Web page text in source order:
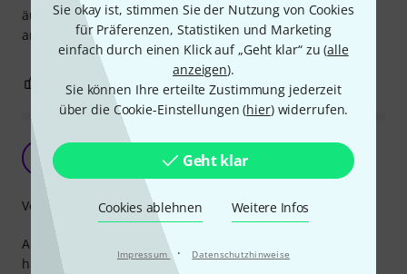
Sie okay ist, stimmen Sie der Nutzung von Cookies
für Präferenzen, Statistiken und Marketing
einfach durch einen Klick auf „Geht klar“ zu (alle
anzeigen).
Sie können Ihre erteilte Zustimmung jederzeit
über die Cookie-Einstellungen (hier) widerrufen.
Geht klar
Cookies ablehnen Weitere Infos
Impressum · Datenschutzhinweise
äusserst vielseitig einsetzbar. Etwas hart im Vergleich zu
anderen Hersteller.
BEWERTUNG MELDEN
echt klasse....
Philipp258 11.11.2009
Adams hat einfach mal wieder super arbeit geleistet....sie
haben mal wieder bewiesen das SIE einer der führenden
Verarbeitung